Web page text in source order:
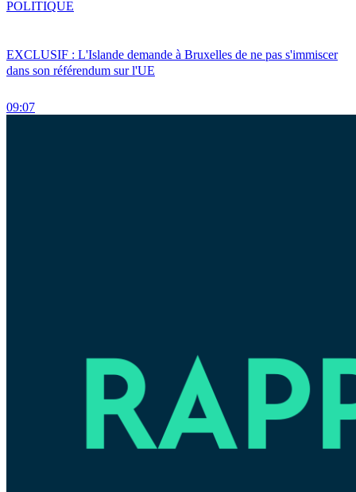
EXCLUSIF : L'Islande demande à Bruxelles de ne pas s'immiscer
dans son référendum sur l'UE
09:07
POLITIQUE